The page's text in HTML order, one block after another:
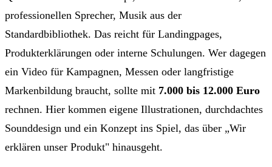
professionellen Sprecher, Musik aus der
Standardbibliothek. Das reicht für Landingpages,
Produkterklärungen oder interne Schulungen. Wer dagegen
ein Video für Kampagnen, Messen oder langfristige
Markenbildung braucht, sollte mit 7.000 bis 12.000 Euro
rechnen. Hier kommen eigene Illustrationen, durchdachtes
Sounddesign und ein Konzept ins Spiel, das über „Wir
erklären unser Produkt" hinausgeht.